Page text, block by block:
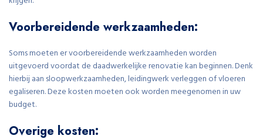
Voorbereidende werkzaamheden:
Soms moeten er voorbereidende werkzaamheden worden
uitgevoerd voordat de daadwerkelijke renovatie kan beginnen. Denk
hierbij aan sloopwerkzaamheden, leidingwerk verleggen of vloeren
egaliseren. Deze kosten moeten ook worden meegenomen in uw
budget.
Overige kosten: